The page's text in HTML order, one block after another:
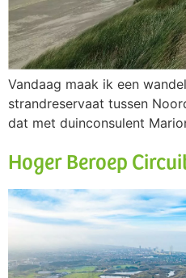
Vandaag maak ik een
strandreservaat tussen
dat met duinconsulent
Hoger Beroep